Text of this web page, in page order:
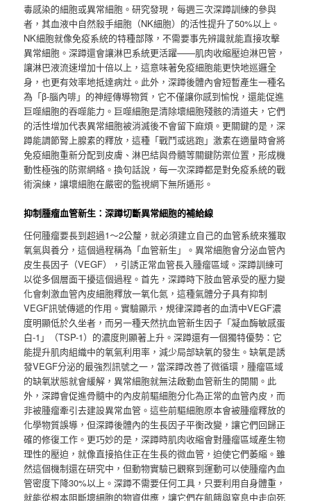
毒感染的細胞或異常細胞。研究發現，每週三次深蹲訓練的參與
者，其血液中自然殺手細胞（NK細胞）的活性提升了50%以上。
NK細胞就像免疫系統的特種部隊，不需要事先辨識就能直接攻擊
異常細胞。深蹲還會讓淋巴系統更活躍——肌肉收縮壓迫淋巴管，
讓淋巴液流速增加十倍以上，這意味著免疫細胞能更快地巡邏全
身，也更有效率地抵達病灶。此外，深蹲後體內會短暫產生一種名
為「β-腦內啡」的神經傳導物質，它不僅讓你感到愉悅，還能促進
巨噬細胞的吞噬能力。巨噬細胞是清除壞細胞殘骸的清道夫，它們
的活性增加代表異常細胞被消滅後不會留下麻煩。更關鍵的是，深
蹲能調節腎上腺素的釋放，這種「戰鬥或逃跑」激素在適量時會將
免疫細胞重新分配到皮膚、淋巴結與骨髓等關鍵防禦位置，形成機
動性極強的防禦網絡。換句話說，每一次深蹲都是對免疫系統的戰
術演練，讓壞細胞在嚴密的監視網下無所遁形。
抑制腫瘤血管新生：深蹲切斷異常細胞的補給線
任何腫瘤要長到超過1～2公釐，就必須建立自己的血管系統來獲取
氧氣與養分，這個過程稱為「血管新生」。異常細胞會分泌血管內
皮生長因子（VEGF），引誘正常血管長入腫瘤區域。深蹲訓練可
以從多個層面干擾這個過程。首先，深蹲時下肢血管承受的壓力變
化會刺激血管內皮細胞釋放一氧化氮，這種氣體分子具有抑制
VEGF訊號傳遞的作用。實驗顯示，規律深蹲者的血清中VEGF濃
度明顯低於久坐者，而另一種天然抗血管新生因子「凝血酶敏感蛋
白-1」（TSP-1）的濃度則顯著上升。深蹲還有一個獨特優勢：它
能提升肌肉組織中的氧氣利用率，減少局部缺氧的發生。缺氧是誘
發VEGF分泌的最強烈訊號之一，當深蹲改善了微循環，腫瘤區域
的缺氧狀態就會緩解，異常細胞就無法啟動血管新生的開關。此
外，深蹲會促進骨髓中的內皮前驅細胞分化為正常的血管內皮，而
非被腫瘤牽引去建設異常血管。這些前驅細胞原本會被腫瘤釋放的
化學物質誤導，但深蹲後體內的生長因子平衡改變，讓它們回歸正
確的修復工作。更巧妙的是，深蹲時肌肉收縮會對腫瘤區域產生物
理性的壓迫，就像直接掐住正在生長的微血管，迫使它們萎縮。雖
然這個機制還在研究中，但動物實驗已觀察到運動可以使腫瘤內血
管密度下降30%以上。深蹲不需要任何工具，只要利用自身體重，
就能從根本阻斷壞細胞的物資供應，讓它們在飢餓與窒息中走向死